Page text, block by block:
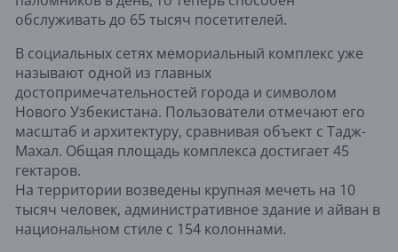
обслуживать до 65 тысяч посетителей.
В социальных сетях мемориальный комплекс уже
называют одной из главных
достопримечательностей города и символом
Нового Узбекистана. Пользователи отмечают его
масштаб и архитектуру, сравнивая объект с Тадж-
Махал. Общая площадь комплекса достигает 45
гектаров.
На территории возведены крупная мечеть на 10
тысяч человек, административное здание и айван в
национальном стиле с 154 колоннами.